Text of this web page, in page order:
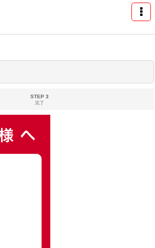
STEP 3
完了